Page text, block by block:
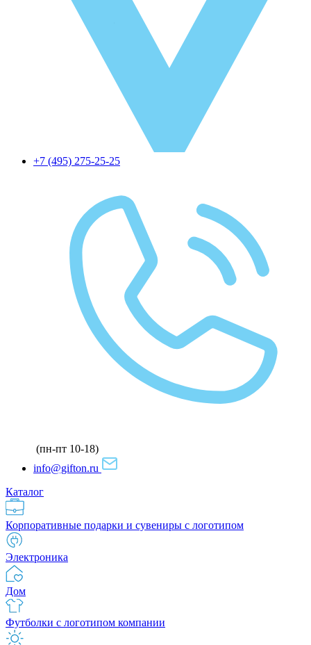
+7 (495) 275-25-25
(пн-пт 10-18)
info@gifton.ru
Каталог
Корпоративные подарки и сувениры с логотипом
Электроника
Дом
Футболки с логотипом компании